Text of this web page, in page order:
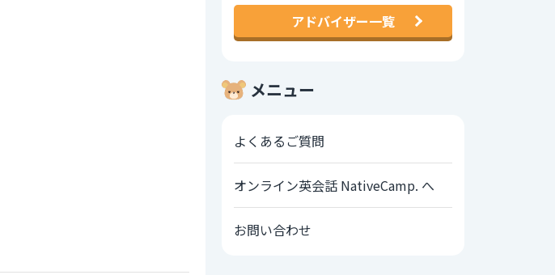
アドバイザー一覧
メニュー
よくあるご質問
オンライン英会話 NativeCamp. へ
お問い合わせ